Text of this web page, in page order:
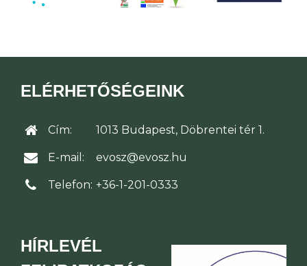
ELÉRHETŐSÉGEINK
Cím: 1013 Budapest, Döbrentei tér 1.
E-mail: evosz@evosz.hu
Telefon: +36-1-201-0333
HÍRLEVÉL